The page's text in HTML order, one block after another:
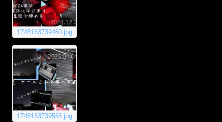
1748163739460.jpg
1748163739565.jpg